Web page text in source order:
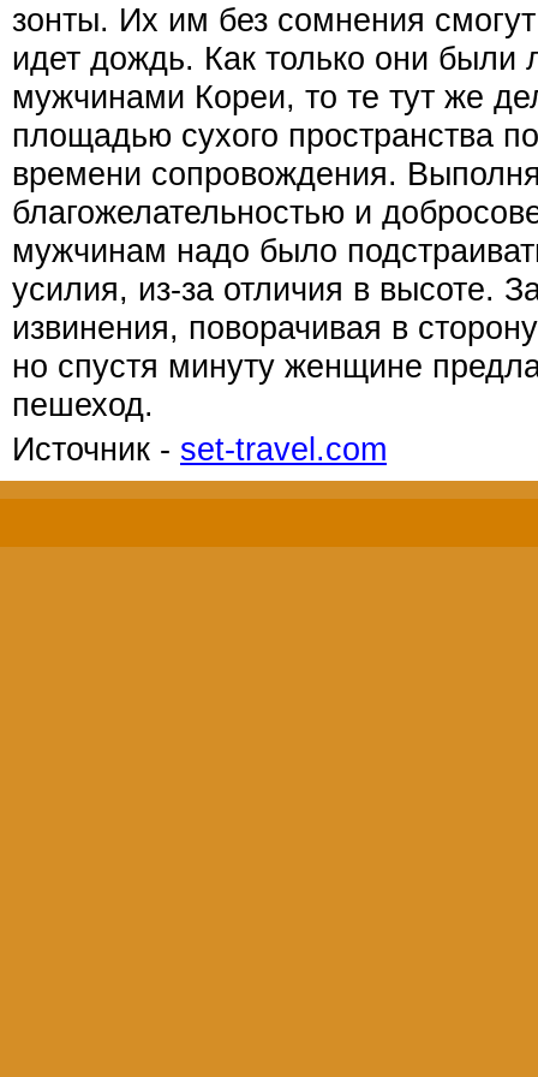
зонты. Их им без сомнения
идет дождь. Как только они были
мужчинами Кореи, то те тут же
площадью сухого пространства
времени сопровождения.
благожелательностью и
мужчинам надо было
усилия, из-за отличия в высоте.
извинения, поворачивая в
но спустя минуту женщине
пешеход.
Источник - set-travel.com